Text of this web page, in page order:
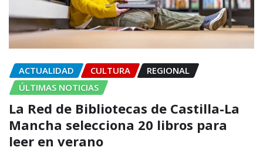
ACTUALIDAD CULTURA
REGIONAL
ÚLTIMAS NOTICIAS
La Red de Bibliotecas de Castilla-La
Mancha selecciona 20 libros para
leer en verano